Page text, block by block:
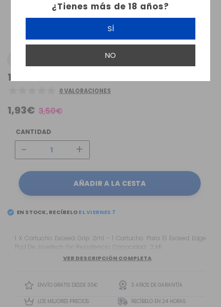
¿Tienes más de 18 años?
SÍ
NO
0 VALORACIONES
1,93€ 3,50€
CANTIDAD
- +
AÑADIR A LA CESTA
EN STOCK, RECÍBELOELVIERNES 7
1 X Cartucho Exceed Grip 2ml - 1 Cartucho Para El Exceed Edge
Pod De Joyetech Sin Resistencia. Capacidad : 2 Ml
VER DESCRIPCIÓN COMPLETA
ENVÍO GRATIS DESDE 30€ 3 AÑOS DE GARANTÍA
LOS MEJORES PRECIOS RECÍBELO EN 24 HORAS